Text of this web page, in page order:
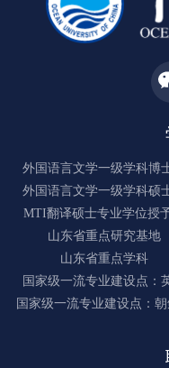
外国语言文学一级学科博
外国语言文学一级学科硕
MTI翻译硕士专业学位授
山东省重点研究基地
山东省重点学科
国家级一流专业建设点：
国家级一流专业建设点：